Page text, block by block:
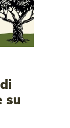
su